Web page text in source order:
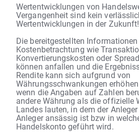
Wertentwicklungen von
Vergangenheit sind kein
Wertentwicklungen in der Zukunft!
Die bereitgestellten
Kostenbetrachtung wie
Konvertierungskosten oder
können anfallen und die
Rendite kann sich aufgrund von
Währungsschwankungen
wenn die Angaben auf Zahlen
andere Währung als die offizielle
Landes lauten, in dem der
Anleger ansässig ist bzw in
Handelskonto geführt wird.